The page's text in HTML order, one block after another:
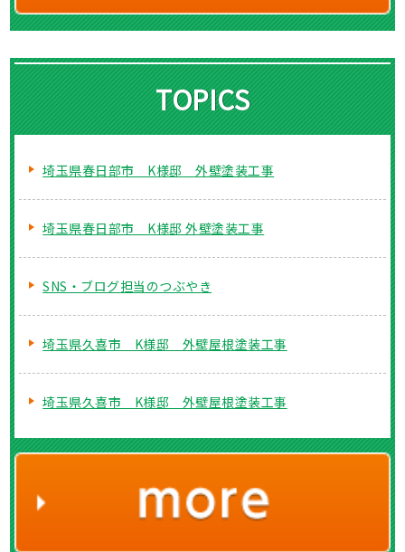
TOPICS
埼玉県春日部市 K様邸 外壁塗装工事
埼玉県春日部市 K様邸 外壁塗装工事
SNS・ブログ担当のつぶやき
埼玉県久喜市 K様邸 外壁屋根塗装工事
埼玉県久喜市 K様邸 外壁屋根塗装工事